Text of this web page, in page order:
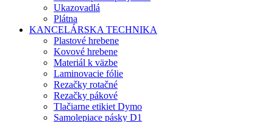
Ukazovadlá
Plátna
KANCELÁRSKA TECHNIKA
Plastové hrebene
Kovové hrebene
Materiál k väzbe
Laminovacie fólie
Rezačky rotačné
Rezačky pákové
Tlačiarne etikiet Dymo
Samolepiace pásky D1